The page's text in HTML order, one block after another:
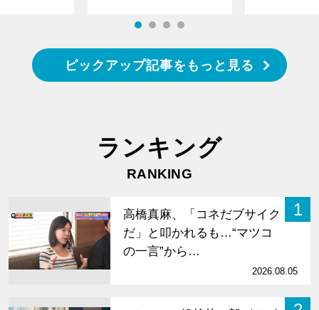
ピックアップ記事をもっと見る
ランキング
RANKING
1
高橋真麻、「コネだブサイク
だ」と叩かれるも…“マツコ
の一言”から…
2026.08.05